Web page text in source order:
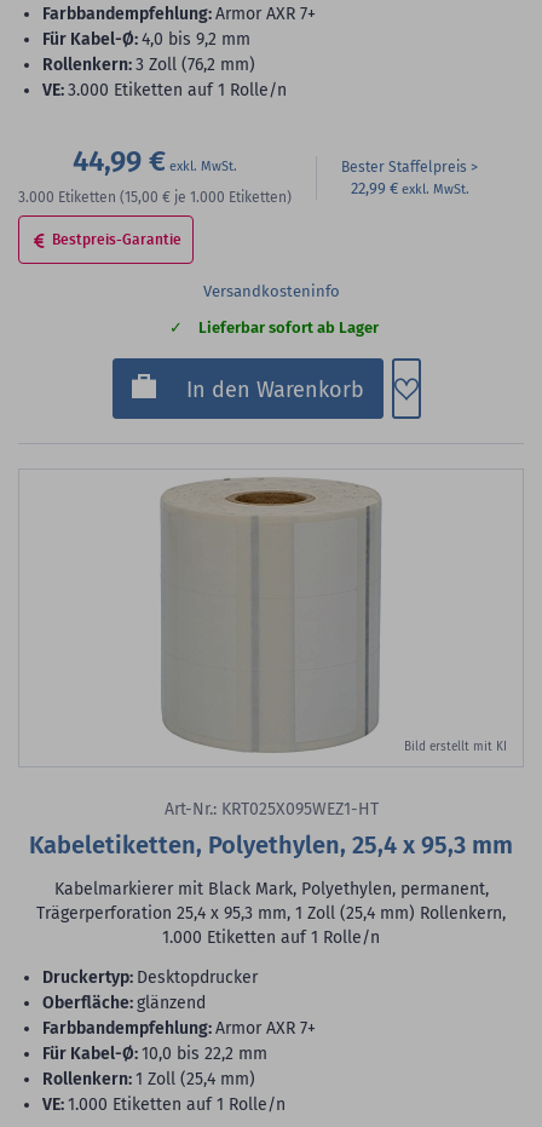
Farbbandempfehlung:Armor AXR 7+
für Kabel-Ø:4,0 bis 9,2 mm
Rollenkern:3 Zoll (76,2 mm)
VE:3.000 Etiketten auf 1 Rolle/n
44,99 €
3.000 Etiketten (15,00 € je 1.000 Etiketten)
Bester Staffelpreis
22,99 €
Bestpreis-Garantie
Versandkosteninfo
Lieferbar sofort ab Lager
In den Warenkorb Zum
Bild erstellt mit KI
Art-Nr.: KRT025X095WEZ1-HT
Kabeletiketten, Polyethylen, 25,4 x 95,3 mm
Kabelmarkierer mit Black Mark, Polyethylen, permanent,
Trägerperforation 25,4 x 95,3 mm, 1 Zoll (25,4 mm) Rollenkern,
1.000 Etiketten auf 1 Rolle/n
Druckertyp: Desktopdrucker
Oberfläche:glänzend
Farbbandempfehlung:Armor AXR 7+
für Kabel-Ø:10,0 bis 22,2 mm
Rollenkern:1 Zoll (25,4 mm)
VE:1.000 Etiketten auf 1 Rolle/n